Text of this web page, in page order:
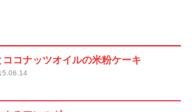
ココナッツオイルの米粉ケーキ